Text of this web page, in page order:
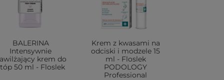
BALERINA
Intensywnie
krem do
50 ml - Floslek
Krem z kwasami na
odciski i modzele 15
ml - Floslek
PODOLOGY
Professional